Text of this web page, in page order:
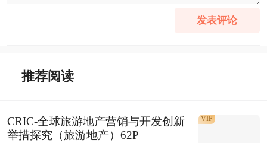
发表评论
推荐阅读
CRIC-全球旅游地产营销与开发创新
举措探究（旅游地产）62P
VIP